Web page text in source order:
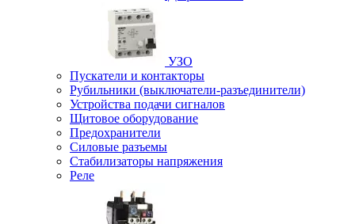
УЗО
Пускатели и контакторы
Рубильники (выключатели-разъединители)
Устройства подачи сигналов
Щитовое оборудование
Предохранители
Силовые разъемы
Стабилизаторы напряжения
Реле